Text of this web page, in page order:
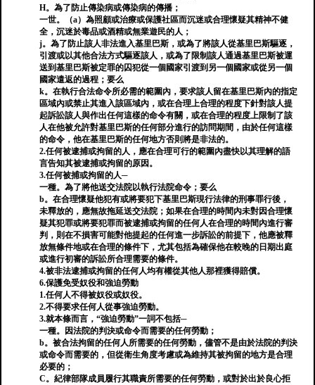
H。為了防止傳染病或傳染病的傳播；
一世。（a）為照顧或治療或保護社區而沉迷或合理懷疑其精神不健
全，沉迷於毒品或酒精或無業遊民的人；
j。為了防止該人非法進入基里巴斯，或為了將該人從基里巴斯驅逐，
引渡或以其他合法方式驅逐該人，或為了限制該人通過基里巴斯被運
送到基里巴斯被定罪的囚犯從一個國家引渡到另一個國家或從另一個
國家遣返的過程；要么
k。在執行合法命令所必需的範圍內，要求該人留在基里巴斯內的指定
區域內或禁止其進入該區域內，或在合理上合理的程度下針對該人提
起訴訟該人與作出任何這樣的命令有關，或在合理的程度上限制了該
人在他被允許對基里巴斯的任何部分進行的訪問期間，由於任何這樣
的命令，他在基里巴斯的任何地方否則將是非法的。
2.任何被逮捕或拘留的人，應在合理可行的範圍內盡快以其理解的語
言告知其被逮捕或拘留的原因。
3.任何被捕或拘留的人─
一種。為了將他送交法院以執行法院命令；要么
b。在合理懷疑他犯有或將要犯下基里巴斯現行法律的刑事罪行後，
未釋放的，應無故拖延送交法院；如果在合理的時間內未對因合理懷
疑其犯罪或將要犯罪而被逮捕或拘留的任何人在合理的時間內進行審
判，則在不損害可能對他提起的任何進一步訴訟的前提下，他應被釋
放無條件地或在合理的條件下，尤其包括為確保他在較晚的日期出庭
或進行初審的訴訟所合理需要的條件。
4.被非法逮捕或拘留的任何人均有權從其他人那裡獲得賠償。
6.保護免受奴役和強迫勞動
1.任何人不得被奴役或奴役。
2.不得要求任何人從事強迫勞動。
3.就本條而言，“強迫勞動”一詞不包括─
一種。因法院的判決或命令而需要的任何勞動；
b。被合法拘留的任何人所需要的任何勞動，儘管不是由於法院的判決
或命令而需要的，但從衛生角度考慮或為維持其被拘留的地方是合理
必要的；
C。紀律部隊成員履行其職責所需要的任何勞動，或對於出於良心拒